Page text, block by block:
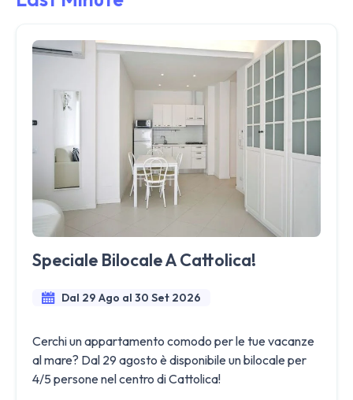
Speciale Bilocale A Cattolica!
Dal 29 Ago al 30 Set 2026
Cerchi un appartamento comodo per le tue vacanze
al mare? Dal 29 agosto è disponibile un bilocale per
4/5 persone nel centro di Cattolica!